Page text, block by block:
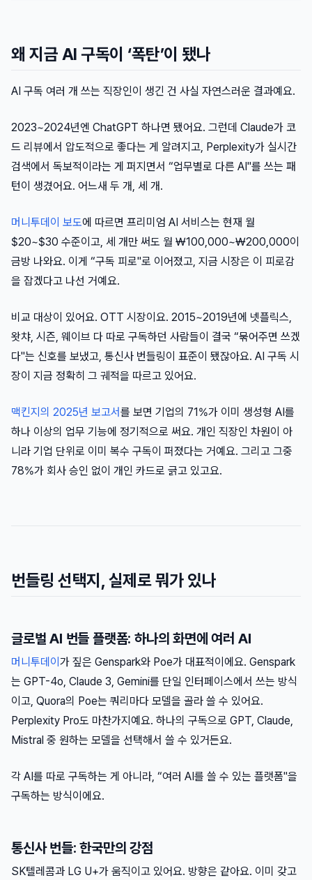
왜 지금 AI 구독이 ‘폭탄’이 됐나
AI 구독 여러 개 쓰는 직장인이 생긴 건 사실 자연스러운 결과예요.
2023~2024년엔 ChatGPT 하나면 됐어요. 그런데 Claude가 코
드 리뷰에서 압도적으로 좋다는 게 알려지고, Perplexity가 실시간
검색에서 독보적이라는 게 퍼지면서 “업무별로 다른 AI"를 쓰는 패
턴이 생겼어요. 어느새 두 개, 세 개.
머니투데이 보도에 따르면 프리미엄 AI 서비스는 현재 월
$20~$30 수준이고, 세 개만 써도 월 ₩100,000~₩200,000이
금방 나와요. 이게 “구독 피로"로 이어졌고, 지금 시장은 이 피로감
을 잡겠다고 나선 거예요.
비교 대상이 있어요. OTT 시장이요. 2015~2019년에 넷플릭스,
왓챠, 시즌, 웨이브 다 따로 구독하던 사람들이 결국 “묶어주면 쓰겠
다"는 신호를 보냈고, 통신사 번들링이 표준이 됐잖아요. AI 구독 시
장이 지금 정확히 그 궤적을 따르고 있어요.
맥킨지의 2025년 보고서를 보면 기업의 71%가 이미 생성형 AI를
하나 이상의 업무 기능에 정기적으로 써요. 개인 직장인 차원이 아
니라 기업 단위로 이미 복수 구독이 퍼졌다는 거예요. 그리고 그중
78%가 회사 승인 없이 개인 카드로 긁고 있고요.
번들링 선택지, 실제로 뭐가 있나
글로벌 AI 번들 플랫폼: 하나의 화면에 여러 AI
머니투데이 가 짚은 Genspark와 Poe가 대표적이에요. Genspark
는 GPT-4o, Claude 3, Gemini를 단일 인터페이스에서 쓰는 방식
이고, Quora의 Poe는 쿼리마다 모델을 골라 쓸 수 있어요.
Perplexity Pro도 마찬가지예요. 하나의 구독으로 GPT, Claude,
Mistral 중 원하는 모델을 선택해서 쓸 수 있거든요.
각 AI를 따로 구독하는 게 아니라, “여러 AI를 쓸 수 있는 플랫폼"을
구독하는 방식이에요.
통신사 번들: 한국만의 강점
SK텔레콤과 LG U+가 움직이고 있어요. 방향은 같아요. 이미 갖고